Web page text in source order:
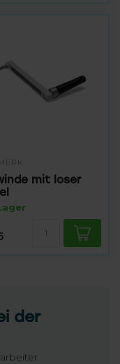
mit loser
der